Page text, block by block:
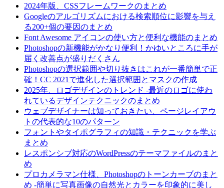
2024年版、CSSフレームワークのまとめ
Googleのアルゴリズムにおける検索順位に影響を与え
る200+個の要因のまとめ
Font Awesome アイコンの使い方と便利な機能のまとめ
Photoshopの新機能がかなり便利！かゆいところに手が
届く改善点が盛りだくさん
Photoshopの選択範囲や切り抜きはこれが一番簡単で正
確！CC 2021で進化した選択範囲とマスクの作成
2025年、ロゴデザインのトレンド -最近のロゴに使わ
れているデザインテクニックのまとめ
ウェブデザイナーは知っておきたい、ページレイアウ
トの代表的な10のパターン
フォントやタイポグラフィの知識・テクニックを学ぶ
まとめ
レスポンシブ対応のWordPressのテーマファイルのまと
め
プロカメラマン仕様、Photoshopのトーンカーブのまと
め -簡単に写真画像の自然光とカラーを印象的に美し